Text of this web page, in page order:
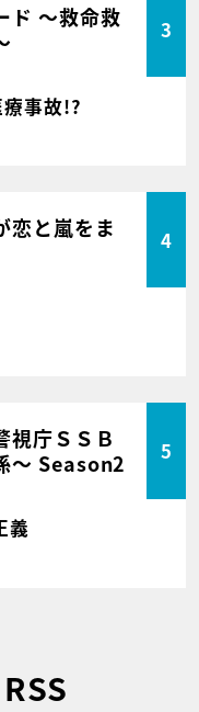
ド ～救命救
3
事故!?
恋と嵐をま
4
視庁ＳＳＢ
～ Season2
5
義